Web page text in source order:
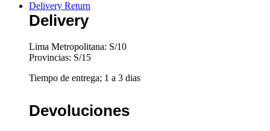
Delivery Return
Delivery
Lima Metropolitana: S/10
Provincias: S/15
Tiempo de entrega; 1 a 3 dias
Devoluciones